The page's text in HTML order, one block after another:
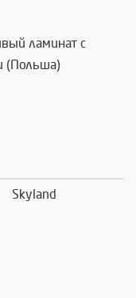
ламинат с
(Польша)
Skyland